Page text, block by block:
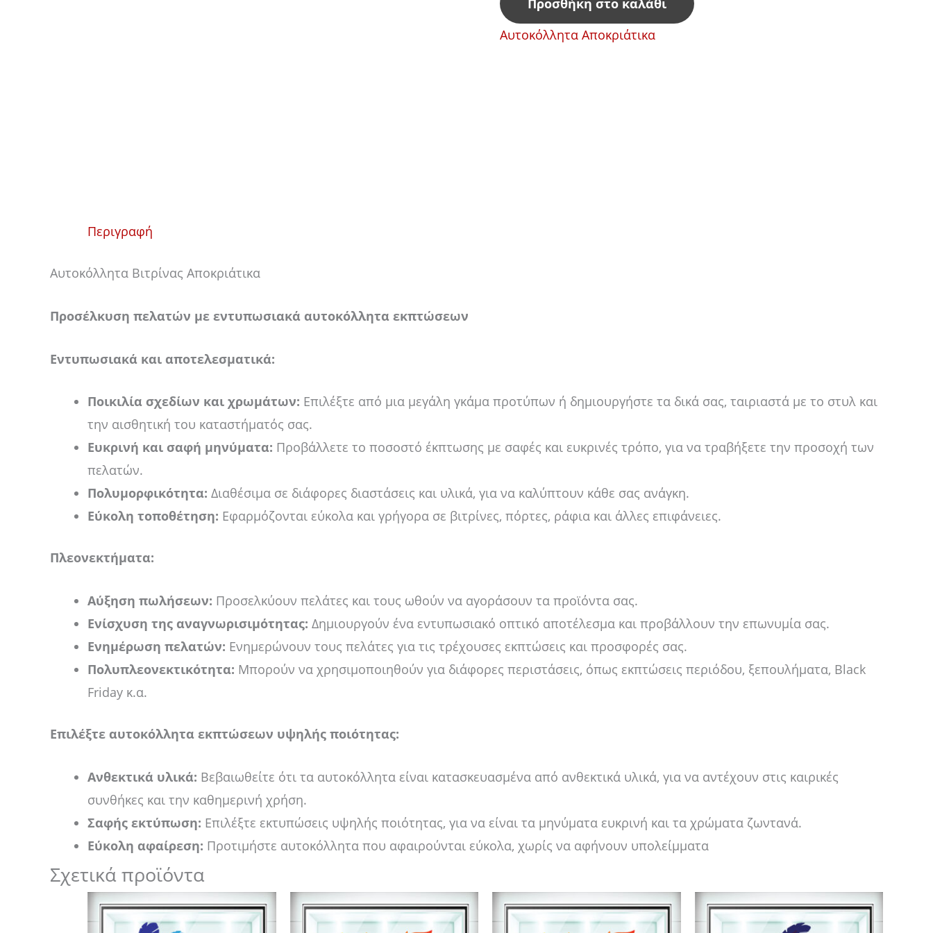
Προσθήκη στο καλάθι
Αυτοκόλλητα Αποκριάτικα
Περιγραφή
Αυτοκόλλητα Βιτρίνας Αποκριάτικα
Προσέλκυση πελατών με εντυπωσιακά αυτοκόλλητα εκπτώσεων
Εντυπωσιακά και αποτελεσματικά:
Ποικιλία σχεδίων και χρωμάτων: Επιλέξτε από μια μεγάλη γκάμα προτύπων ή δημιουργήστε τα δικά σας, ταιριαστά με το στυλ και
την αισθητική του καταστήματός σας.
Ευκρινή και σαφή μηνύματα: Προβάλλετε το ποσοστό έκπτωσης με σαφές και ευκρινές τρόπο, για να τραβήξετε την προσοχή των
πελατών.
Πολυμορφικότητα: Διαθέσιμα σε διάφορες διαστάσεις και υλικά, για να καλύπτουν κάθε σας ανάγκη.
Εύκολη τοποθέτηση: Εφαρμόζονται εύκολα και γρήγορα σε βιτρίνες, πόρτες, ράφια και άλλες επιφάνειες.
Πλεονεκτήματα:
Αύξηση πωλήσεων: Προσελκύουν πελάτες και τους ωθούν να αγοράσουν τα προϊόντα σας.
Ενίσχυση της αναγνωρισιμότητας: Δημιουργούν ένα εντυπωσιακό οπτικό αποτέλεσμα και προβάλλουν την επωνυμία σας.
Ενημέρωση πελατών: Ενημερώνουν τους πελάτες για τις τρέχουσες εκπτώσεις και προσφορές σας.
Πολυπλεονεκτικότητα: Μπορούν να χρησιμοποιηθούν για διάφορες περιστάσεις, όπως εκπτώσεις περιόδου, ξεπουλήματα, Black
Friday κ.α.
Επιλέξτε αυτοκόλλητα εκπτώσεων υψηλής ποιότητας:
Ανθεκτικά υλικά: Βεβαιωθείτε ότι τα αυτοκόλλητα είναι κατασκευασμένα από ανθεκτικά υλικά, για να αντέχουν στις καιρικές
συνθήκες και την καθημερινή χρήση.
Σαφής εκτύπωση: Επιλέξτε εκτυπώσεις υψηλής ποιότητας, για να είναι τα μηνύματα ευκρινή και τα χρώματα ζωντανά.
Εύκολη αφαίρεση: Προτιμήστε αυτοκόλλητα που αφαιρούνται εύκολα, χωρίς να αφήνουν υπολείμματα
Σχετικά προϊόντα
range:
14,00 €
Αυτό
το
range:
14,00 €
Αυτό
το
range:
14,00 €
Αυτό
το
range:
14,00 €
Αυτό
το